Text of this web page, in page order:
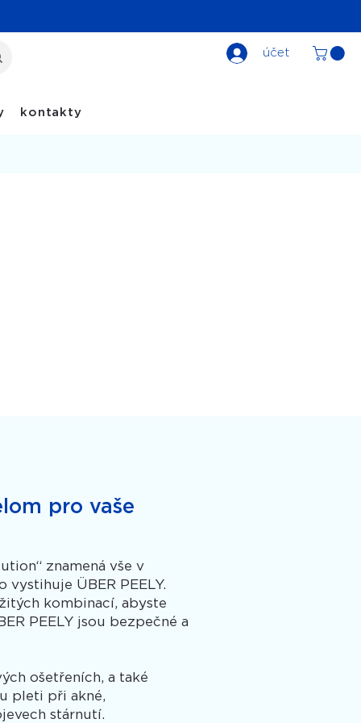
účet
kontakty
pro vaše
znamená vše v
vystihuje ÜBER PEELY.
kombinací, abyste
PEELY jsou bezpečné a
ošetřeních, a také
pleti při akné,
stárnutí.